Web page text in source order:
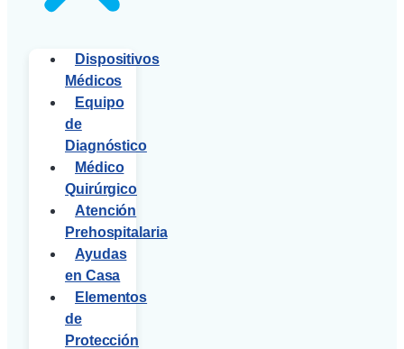
Dispositivos
Médicos
Equipo
de
Diagnóstico
Médico
Quirúrgico
Atención
Prehospitalaria
Ayudas
en Casa
Elementos
de
Protección